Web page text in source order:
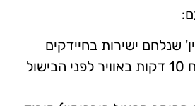
שנלחם ישירות בחיידקים
ווירוסים. הטיפ המנצח: תמיד תמחצו או תקצצו את השום, ותנו לו לנוח 10 דקות באוויר לפני הבישול